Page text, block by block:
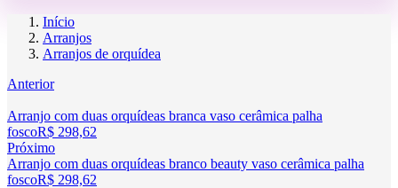
Início
Arranjos
Arranjos de orquídea
Anterior
Arranjo com duas orquídeas branca vaso cerâmica palha
foscoR$ 298,62
Próximo
Arranjo com duas orquídeas branco beauty vaso cerâmica palha
foscoR$ 298,62